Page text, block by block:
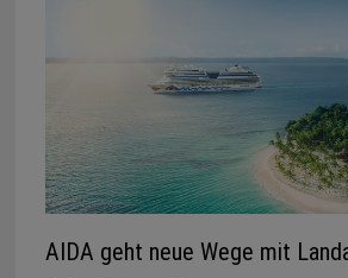
AIDA geht neue Wege mit